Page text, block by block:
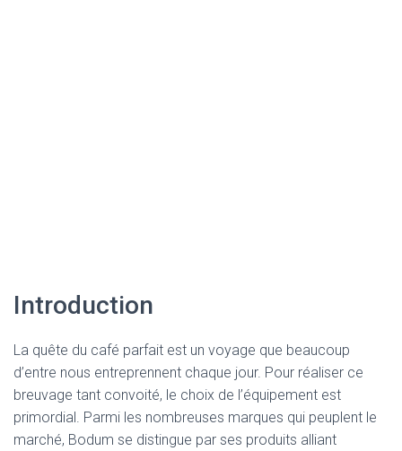
Introduction
La quête du café parfait est un voyage que beaucoup
d’entre nous entreprennent chaque jour. Pour réaliser ce
breuvage tant convoité, le choix de l’équipement est
primordial. Parmi les nombreuses marques qui peuplent le
marché, Bodum se distingue par ses produits alliant